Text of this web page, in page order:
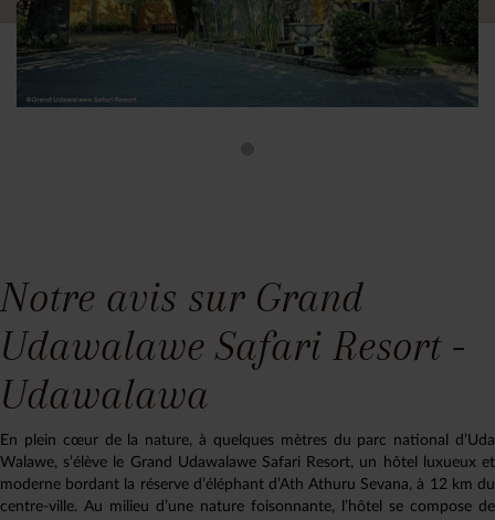
Notre avis sur Grand
Udawalawe Safari Resort -
Udawalawa
En plein cœur de la nature, à quelques mètres du parc national d’Uda
Walawe, s’élève le Grand Udawalawe Safari Resort, un hôtel luxueux et
moderne bordant la réserve d’éléphant d’Ath Athuru Sevana, à 12 km du
centre-ville. Au milieu d’une nature foisonnante, l’hôtel se compose de